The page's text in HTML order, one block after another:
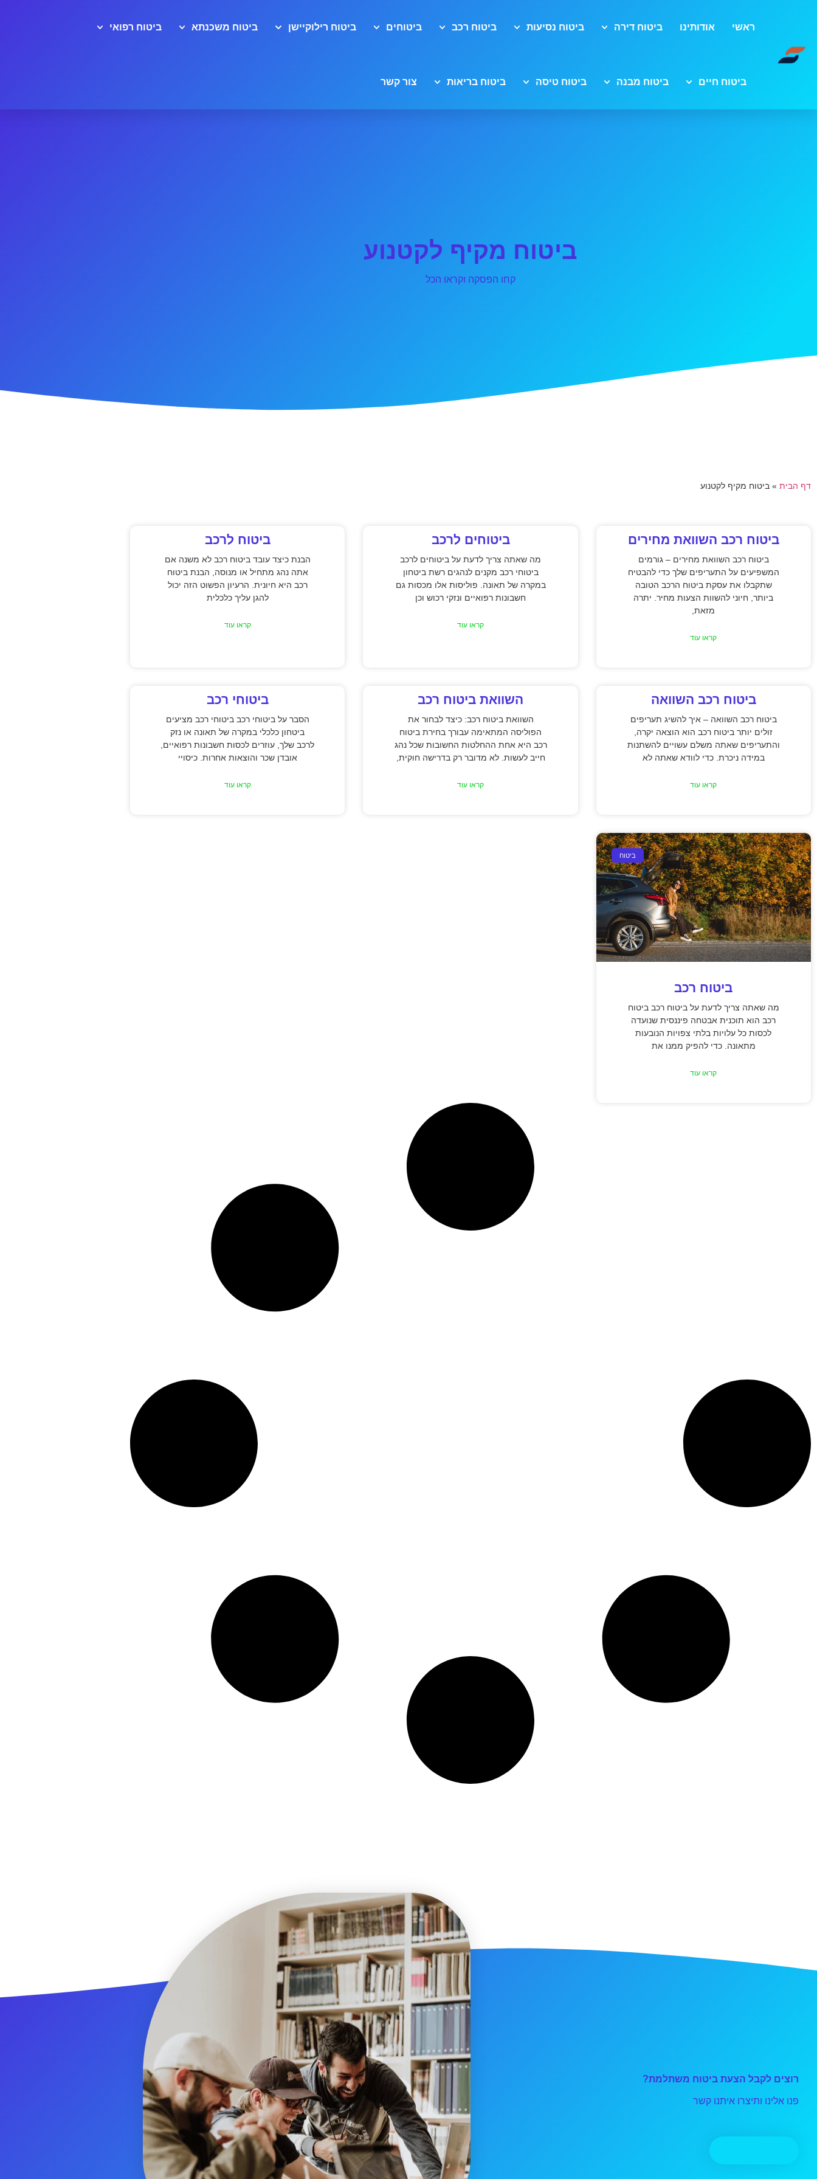
ראשי אודותינו ביטוח דירה ביטוח נסיעות ביטוח רכב ביטוחים ביטוח רילוקיישן ביטוח משכנתא ביטוח רפואי
ביטוח חיים ביטוח מבנה ביטוח טיסה ביטוח בריאות צור קשר
ביטוח מקיף לקטנוע
קחו הפסקה וקראו הכל
דף הבית » ביטוח מקיף לקטנוע
ביטוח רכב השוואת מחירים
ביטוח רכב השוואת מחירים – גורמים
המשפיעים על התעריפים שלך כדי להבטיח
שתקבלו את עסקת ביטוח הרכב הטובה
ביותר, חיוני להשוות הצעות מחיר. יתרה
מזאת,
קראו עוד
ביטוחים לרכב
מה שאתה צריך לדעת על ביטוחים לרכב
ביטוחי רכב מקנים לנהגים רשת ביטחון
במקרה של תאונה. פוליסות אלו מכסות גם
חשבונות רפואיים ונזקי רכוש וכן
קראו עוד
ביטוח לרכב
הבנת כיצד עובד ביטוח רכב לא משנה אם
אתה נהג מתחיל או מנוסה, הבנת ביטוח
רכב היא חיונית. הרעיון הפשוט הזה יכול
להגן עליך כלכלית
קראו עוד
ביטוח רכב השוואה
ביטוח רכב השוואה – איך להשיג תעריפים
זולים יותר ביטוח רכב הוא הוצאה יקרה,
והתעריפים שאתה משלם עשויים להשתנות
במידה ניכרת. כדי לוודא שאתה לא
קראו עוד
השוואת ביטוח רכב
השוואת ביטוח רכב: כיצד לבחור את
הפוליסה המתאימה עבורך בחירת ביטוח
רכב היא אחת ההחלטות החשובות שכל נהג
חייב לעשות. לא מדובר רק בדרישה חוקית,
קראו עוד
ביטוחי רכב
הסבר על ביטוחי רכב ביטוחי רכב מציעים
ביטחון כלכלי במקרה של תאונה או נזק
לרכב שלך, עוזרים לכסות חשבונות רפואיים,
אובדן שכר והוצאות אחרות. כיסויי
קראו עוד
ביטוח
ביטוח רכב
מה שאתה צריך לדעת על ביטוח רכב ביטוח
רכב הוא תוכנית אבטחה פיננסית שנועדה
לכסות כל עלויות בלתי צפויות הנובעות
מתאונה. כדי להפיק ממנו את
קראו עוד
רוצים לקבל הצעת ביטוח משתלמת?
פנו אלינו ותיצרו איתנו קשר